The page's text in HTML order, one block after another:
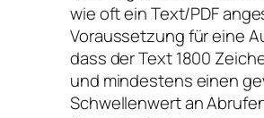
wie oft ein Text/PDF
Voraussetzung für eine
dass der Text 1800
und mindestens einen
Schwellenwert an